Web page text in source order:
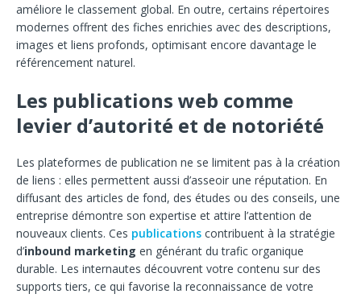
améliore le classement global. En outre, certains répertoires
modernes offrent des fiches enrichies avec des descriptions,
images et liens profonds, optimisant encore davantage le
référencement naturel.
Les publications web comme
levier d’autorité et de notoriété
Les plateformes de publication ne se limitent pas à la création
de liens : elles permettent aussi d’asseoir une réputation. En
diffusant des articles de fond, des études ou des conseils, une
entreprise démontre son expertise et attire l’attention de
nouveaux clients. Ces publications contribuent à la stratégie
d’inbound marketing en générant du trafic organique
durable. Les internautes découvrent votre contenu sur des
supports tiers, ce qui favorise la reconnaissance de votre